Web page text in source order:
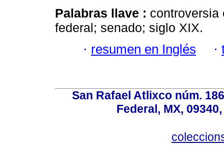
Palabras llave : controversia
federal; senado; siglo XIX.
· resumen en Inglés ·
San Rafael Atlixco núm.
Federal, MX,